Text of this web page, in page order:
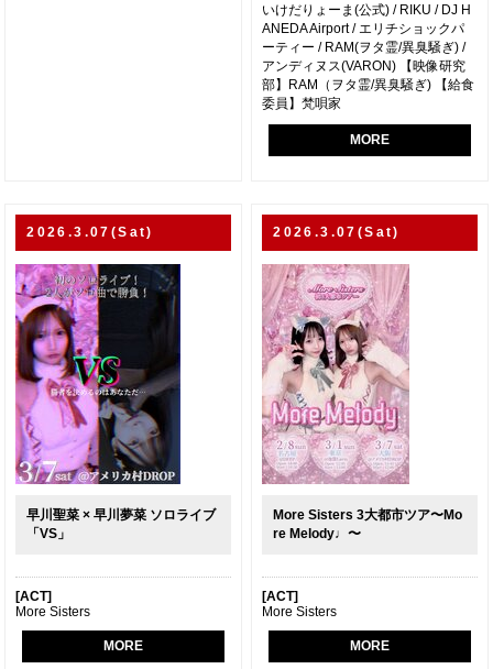
いけだりょーま(公式) / RIKU / DJ H
ANEDA Airport / エリチショックパ
ーティー / RAM(ヲタ霊/異臭騒ぎ) /
アンディヌス(VARON) 【映像研究
部】RAM（ヲタ霊/異臭騒ぎ) 【給食
委員】梵唄家
MORE
2026.3.07(Sat)
早川聖菜 × 早川夢菜 ソロライブ
「VS」
[ACT]
More Sisters
MORE
2026.3.07(Sat)
More Sisters 3大都市ツア〜Mo
re Melody♩〜
[ACT]
More Sisters
MORE